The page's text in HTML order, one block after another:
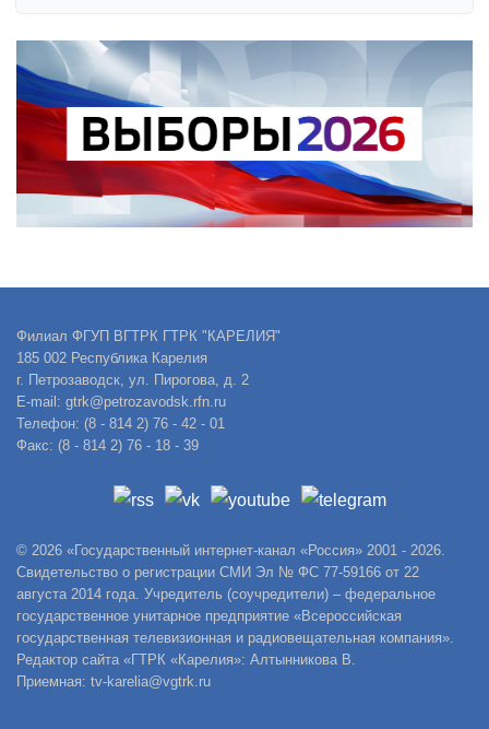
Филиал ФГУП ВГТРК ГТРК "КАРЕЛИЯ"
185 002 Республика Карелия
г. Петрозаводск, ул. Пирогова, д. 2
E-mail: gtrk@petrozavodsk.rfn.ru
Телефон: (8 - 814 2) 76 - 42 - 01
Факс: (8 - 814 2) 76 - 18 - 39
© 2026 «Государственный интернет-канал «Россия» 2001 - 2026.
Свидетельство о регистрации СМИ Эл № ФС 77-59166 от 22
августа 2014 года. Учредитель (соучредители) – федеральное
государственное унитарное предприятие «Всероссийская
государственная телевизионная и радиовещательная компания».
Редактор сайта «ГТРК «Карелия»: Алтынникова В.
Приемная: tv-karelia@vgtrk.ru